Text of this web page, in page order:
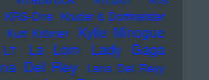
KRS-One Kruder & Dorfmeister
Kurt Krömer Kylie Minogue
L7 La Lom Lady Gaga
Del Rey
Lana Del Reyy